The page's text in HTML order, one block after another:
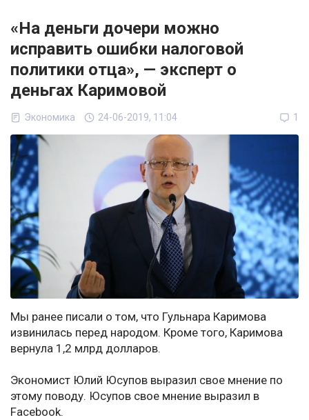
«На деньги дочери можно
исправить ошибки налоговой
политики отца», — эксперт о
деньгах Каримовой
Экономика 24-06-2019, 11:04 1
Мы ранее писали о том, что Гульнара Каримова
извинилась перед народом. Кроме того, Каримова
вернула 1,2 млрд долларов.
Экономист Юлий Юсупов выразил свое мнение по
этому поводу. Юсупов свое мнение выразил в
Facebook.